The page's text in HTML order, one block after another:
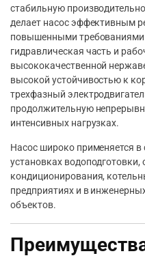
стабильную
делает насос эффективным
повышенными требованиями
гидравлическая часть и
высококачественной
высокой устойчивостью к
трехфазный
продолжительную
интенсивных нагрузках.
Насос широко применяется
установках
кондиционирования,
предприятиях и в
объектов.